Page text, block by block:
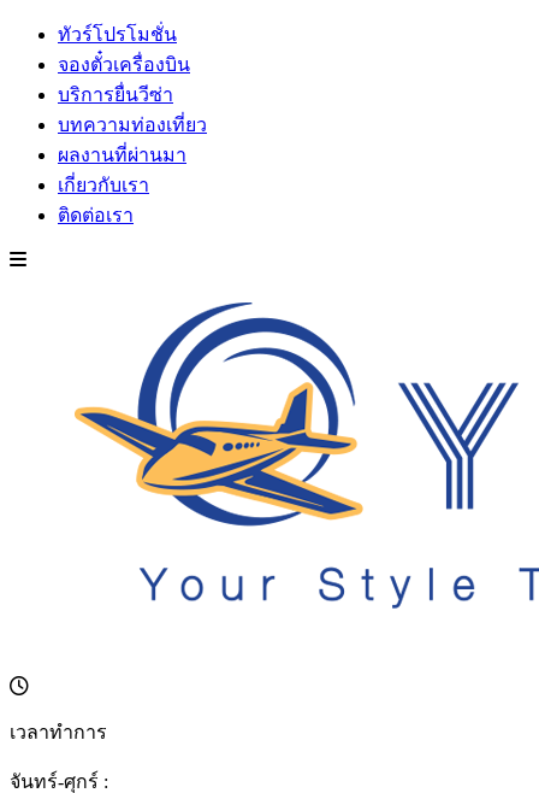
ทัวร์โปรโมชั่น
จองตั๋วเครื่องบิน
บริการยื่นวีซ่า
บทความท่องเที่ยว
ผลงานที่ผ่านมา
เกี่ยวกับเรา
ติดต่อเรา
เวลาทำการ
จันทร์-ศุกร์ :